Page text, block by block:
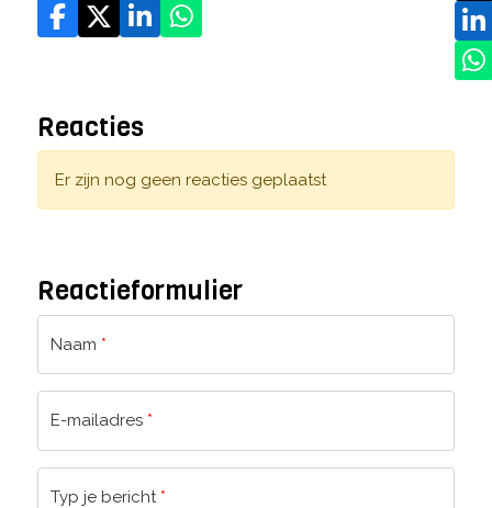
Reacties
Er zijn nog geen reacties geplaatst
Reactieformulier
Naam *
E-mailadres *
Typ je bericht *